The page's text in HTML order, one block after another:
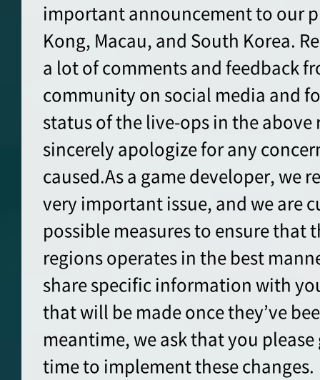
important announcement to our
Kong, Macau, and South Korea.
a lot of comments and feedback
community on social media and
status of the live-ops in the
sincerely apologize for any
caused.As a game developer, we
very important issue, and we are
possible measures to ensure that
regions operates in the best
share specific information with
that will be made once they’ve
meantime, we ask that you
time to implement these changes.